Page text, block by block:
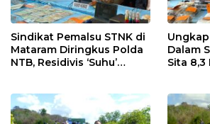
Sindikat Pemalsu STNK di
Mataram Diringkus Polda
NTB, Residivis ‘Suhu’
Dalam
Sita 8,3